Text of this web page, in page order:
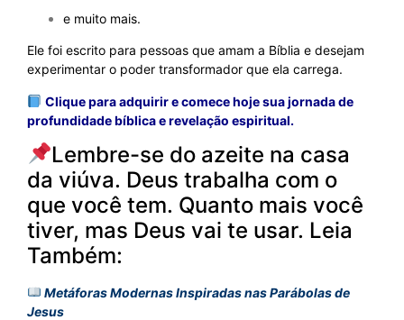
e muito mais.
Ele foi escrito para pessoas que amam a Bíblia e desejam
experimentar o poder transformador que ela carrega.
Clique para adquirir e comece hoje sua jornada de
profundidade bíblica e revelação espiritual.
Lembre-se do azeite na casa
da viúva. Deus trabalha com o
que você tem. Quanto mais você
tiver, mas Deus vai te usar. Leia
Também:
Metáforas Modernas Inspiradas nas Parábolas de
Jesus